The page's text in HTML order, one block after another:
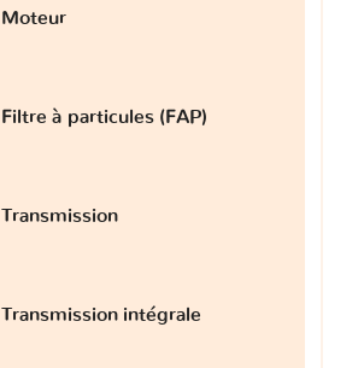
Moteur
Filtre à particules (FAP)
Transmission
Transmission intégrale